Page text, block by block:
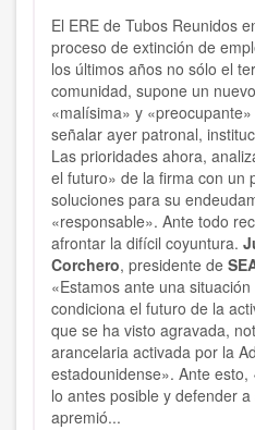
El ERE de Tubos Reunidos
proceso de extinción de
los últimos años no sólo el
comunidad, supone un
«malísima» y
señalar ayer patronal,
Las prioridades ahora,
el futuro» de la firma con un
soluciones para su
«responsable». Ante todo
afrontar la difícil coyuntura.
Corchero, presidente de
«Estamos ante una
condiciona el futuro de la
que se ha visto agravada,
arancelaria activada por la
estadounidense». Ante
lo antes posible y defender
apremió...